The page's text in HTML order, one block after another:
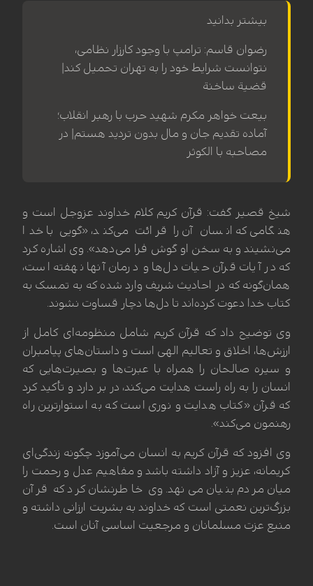
بیشتر بدانید
رضوان قاسم: ترامپ با وجود کارزار نظامی،
نتوانست شرایط خود را به تهران تحمیل کند|
قضیة ساخنة
بیعت خواهر مکرم شهید حرب با رهبر انقلاب؛
آماده تقدیم جان و مال بدون تردید هستم| در
مصاحبه با الکوثر
شیخ قصیر گفت: قرآن کریم کلام خداوند عزوجل است و
هنگامی که انسان آن را قرائت می‌کند، «گویی با خدا
می‌نشیند و به سخن او گوش فرا می‌دهد». وی اشاره کرد
که در آیات قرآن حیات دل‌ها و درمان آنها نهفته است،
همان‌گونه که در احادیث شریف وارد شده که به تمسک به
کتاب خدا دعوت کرده‌اند تا دل‌ها دچار قساوت نشوند.
وی توضیح داد که قرآن کریم شامل منظومه‌ای کامل از
ارزش‌ها، اخلاق و تعالیم الهی است و داستان‌های پیامبران
و سیره صالحان را همراه با عبرت‌ها و بصیرت‌هایی که
انسان را به راه راست هدایت می‌کند، در بر دارد و تأکید کرد
که قرآن «کتاب هدایت و نوری است که به استوارترین راه
رهنمون می‌کند».
وی افزود که قرآن کریم به انسان می‌آموزد چگونه زندگی‌ای
کریمانه، عزیز و آزاد داشته باشد و مفاهیم عدل و رحمت را
میان مردم بنیان می‌نهد. وی خاطرنشان کرد که قرآن
بزرگ‌ترین نعمتی است که خداوند به بشریت ارزانی داشته و
منبع عزت مسلمانان و مرجعیت اساسی آنان است.
استاد سطوح عالی حوزه علمیه، شیخ اسد محمد قصیر، در گفت‌وگو با برنامه